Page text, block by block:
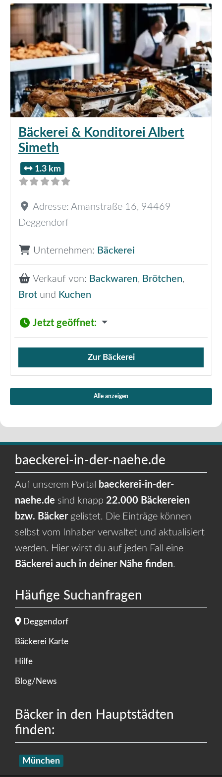
Bäckerei & Konditorei Albert
Simeth
1.3 km
Adresse: Amanstraße 16, 94469
Deggendorf
Unternehmen: Bäckerei
Verkauf von: Backwaren, Brötchen,
Brot und Kuchen
Jetzt geöffnet:
Verkauf von Brötchen,
Zur Bäckerei
Alle anzeigen
baeckerei-in-der-naehe.de
Auf unserem Portal
baeckerei-in-der-
naehe.de sind knapp 22.000 Bäckereien
bzw. Bäckergelistet. Die Einträge können
selbst vom Inhaber verwaltet und aktualisiert
werden. Hier wirst du auf jeden Fall eine
Bäckerei auch in deiner Nähe finden.
Häufige Suchanfragen
Deggendorf
Bäckerei Karte
Hilfe
Blog/News
Bäcker in den Hauptstädten
finden:
München